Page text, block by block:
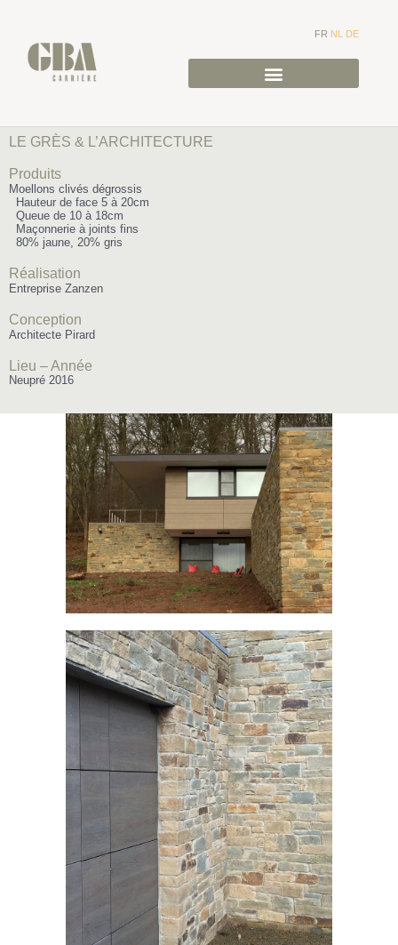
FR NL DE
LE GRÈS & L’ARCHITECTURE
Produits
Moellons clivés dégrossis
Hauteur de face 5 à 20cm
Queue de 10 à 18cm
Maçonnerie à joints fins
80% jaune, 20% gris
Réalisation
Entreprise Zanzen
Conception
Architecte Pirard
Lieu – Année
Neupré 2016